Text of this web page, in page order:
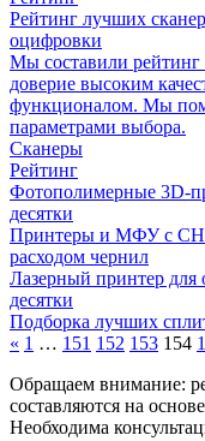
Рейтинг лучших
оцифровки
Мы составили рейтинг
доверие высоким
функционалом. Мы
параметрами выбора.
Сканеры
Рейтинг
Фотополимерные 3D-
десятки
Принтеры и МФУ с
расходом чернил
Лазерный принтер для
десятки
Подборка лучших
« 1 … 151 152 153 154
Обращаем внимание:
составляются на
Необходима